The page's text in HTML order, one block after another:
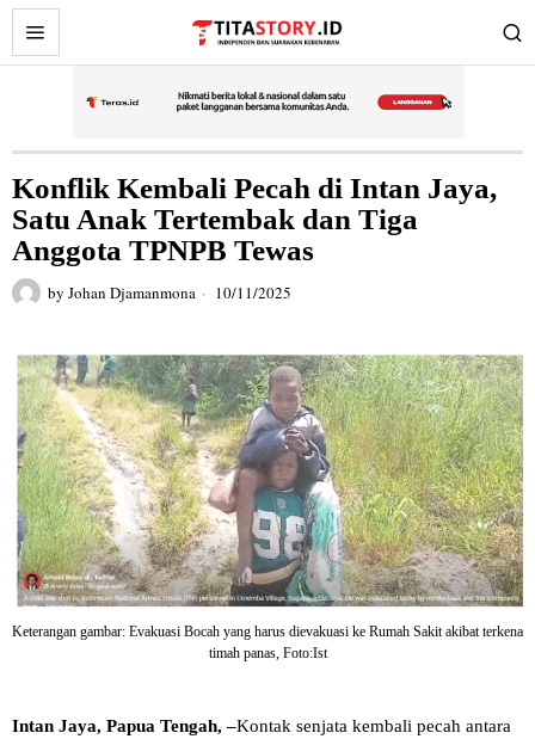
Konflik Kembali Pecah di Intan Jaya,
Satu Anak Tertembak dan Tiga
Anggota TPNPB Tewas
by Johan Djamanmona 10/11/2025
Keterangan gambar: Evakuasi Bocah yang harus dievakuasi ke Rumah Sakit akibat terkena
timah panas, Foto:Ist
Intan Jaya, Papua Tengah, –Kontak senjata kembali pecah antara